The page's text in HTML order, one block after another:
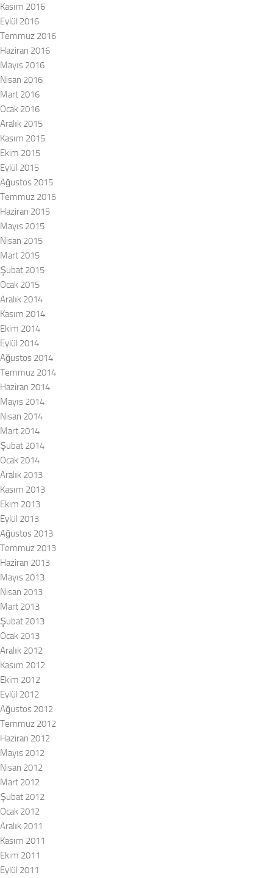
Kasım 2016
Eylül 2016
Temmuz 2016
Haziran 2016
Mayıs 2016
Nisan 2016
Mart 2016
Ocak 2016
Aralık 2015
Kasım 2015
Ekim 2015
Eylül 2015
Ağustos 2015
Temmuz 2015
Haziran 2015
Mayıs 2015
Nisan 2015
Mart 2015
Şubat 2015
Ocak 2015
Aralık 2014
Kasım 2014
Ekim 2014
Eylül 2014
Ağustos 2014
Temmuz 2014
Haziran 2014
Mayıs 2014
Nisan 2014
Mart 2014
Şubat 2014
Ocak 2014
Aralık 2013
Kasım 2013
Ekim 2013
Eylül 2013
Ağustos 2013
Temmuz 2013
Haziran 2013
Mayıs 2013
Nisan 2013
Mart 2013
Şubat 2013
Ocak 2013
Aralık 2012
Kasım 2012
Ekim 2012
Eylül 2012
Ağustos 2012
Temmuz 2012
Haziran 2012
Mayıs 2012
Nisan 2012
Mart 2012
Şubat 2012
Ocak 2012
Aralık 2011
Kasım 2011
Ekim 2011
Eylül 2011